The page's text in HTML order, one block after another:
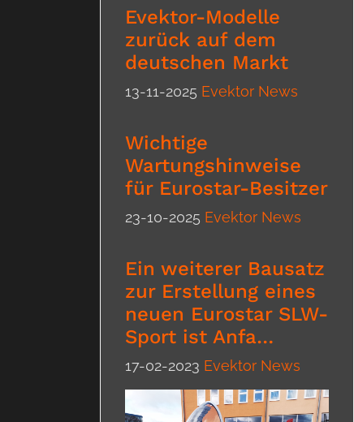
Evektor-Modelle
zurück auf dem
deutschen Markt
13-11-2025 Evektor News
Wichtige
Wartungshinweise
für Eurostar-Besitzer
23-10-2025 Evektor News
Ein weiterer Bausatz
zur Erstellung eines
neuen Eurostar SLW-
Sport ist Anfa…
17-02-2023 Evektor News